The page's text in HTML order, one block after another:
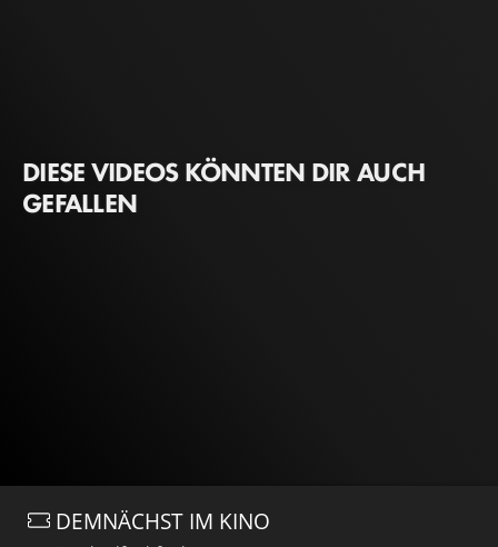
DIESE VIDEOS KÖNNTEN DIR AUCH
GEFALLEN
DEMNÄCHST IM KINO